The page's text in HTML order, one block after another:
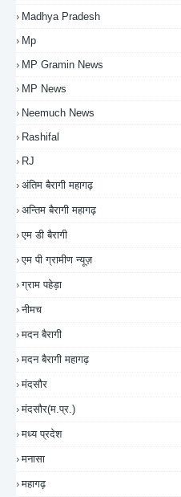
Madhya Pradesh
Mp
MP Gramin News
MP News
Neemuch News
Rashifal
RJ
अंतिम बैरागी महागढ़
अन्तिम बैरागी महागढ़
एम डी बैरागी
एम पी ग्रामीण न्यूज़
ग्राम पहेड़ा
नीमच
मदन बैरागी
मदन बैरागी महागढ़
मंदसौर
मंदसौर(म.प्र.)
मध्य प्रदेश
मनासा
महागढ़